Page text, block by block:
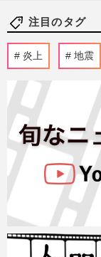
注目のタグ
炎上 地震